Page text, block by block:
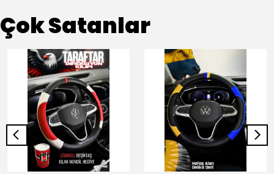
Çok Satanlar